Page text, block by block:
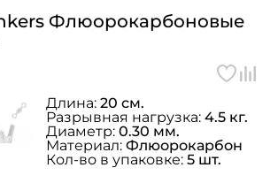
Флюорокарбоновые
Длина: 20 см.
Разрывная нагрузка: 4.5 кг.
Диаметр: 0.30 мм.
Материал: Флюорокарбон
Кол-во в упаковке: 5 шт.